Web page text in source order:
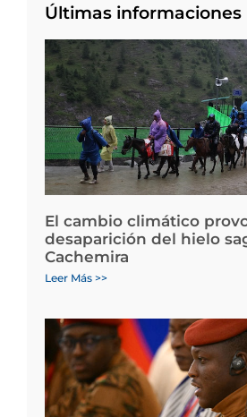
Últimas informaciones
El cambio climático
desaparición del hielo
Cachemira
Leer Más >>